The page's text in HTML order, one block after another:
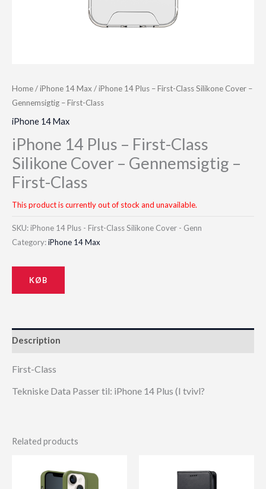
Home/iPhone 14 Max / iPhone 14 Plus – First-Class Silikone Cover –
Gennemsigtig – First-Class
iPhone 14 Max
iPhone 14 Plus – First-Class
Silikone Cover – Gennemsigtig –
First-Class
This product is currently out of stock and unavailable.
SKU: iPhone 14 Plus - First-Class Silikone Cover - Genn
Category:iPhone 14 Max
KØB
Description
First-Class
Tekniske Data Passer til: iPhone 14 Plus (I tvivl?
Related products